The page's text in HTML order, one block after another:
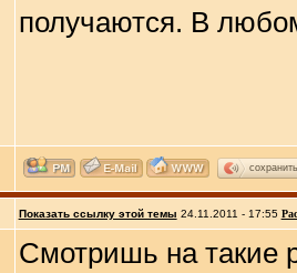
получаются. В
сохранить
Показать ссылку этой темы 24.11.2011 - 17:55
Смотришь на такие